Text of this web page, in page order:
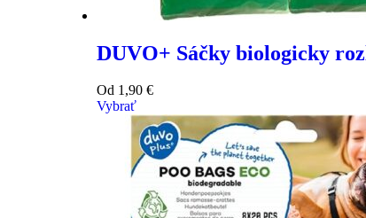
DUVO+ Sáčky biologicky
Od 1,90 €
Vybrať